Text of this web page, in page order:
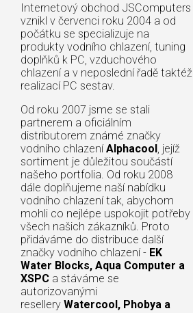
Internetový obchod JSComputers
vznikl v červenci roku 2004 a od
počátku se specializuje na
produkty vodního chlazení, tuning
doplňků k PC, vzduchového
chlazení a v neposlední řadě taktéž
realizací PC sestav.
Od roku 2007 jsme se stali
partnerem a oficiálním
distributorem známé značky
vodního chlazení Alphacool, jejíž
sortiment je důležitou součástí
našeho portfolia. Od roku 2008
dále doplňujeme naší nabídku
vodního chlazení tak, abychom
mohli co nejlépe uspokojit potřeby
všech našich zákazníků. Proto
přidáváme do distribuce další
značky vodního chlazení - EK
Water Blocks, Aqua Computer a
XSPC a stáváme se
autorizovanými
resellery Watercool, Phobya a